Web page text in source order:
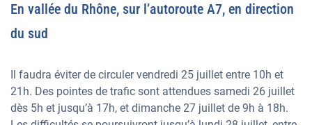
En vallée du Rhône, sur l’autoroute A7, en direction
du sud
Il faudra éviter de circuler vendredi 25 juillet entre 10h et
21h. Des pointes de trafic sont attendues samedi 26 juillet
dès 5h et jusqu’à 17h, et dimanche 27 juillet de 9h à 18h.